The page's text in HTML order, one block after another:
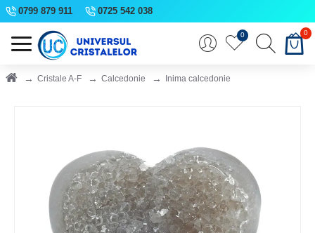
0799 879 911 0725 542 038
0 0
Cristale A-F Calcedonie Inima calcedonie